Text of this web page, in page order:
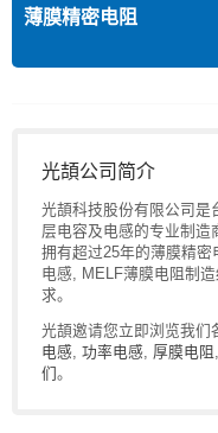
薄膜精密电阻
光頡公司简介
光頡科技股份有限公司是
层电容及电感的专业制造
拥有超过25年的薄膜精
电感, MELF薄膜电阻制
求。
光頡邀请您立即浏览我们
电感 功率电感 厚膜电阻
们。